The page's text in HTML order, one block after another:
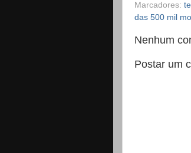
Marcadores:
das 500 mil
Nenhum
Postar um